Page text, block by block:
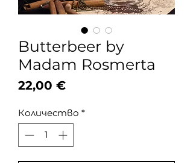
Butterbeer by
Madam Rosmerta
22,00 €Цена
Количество *